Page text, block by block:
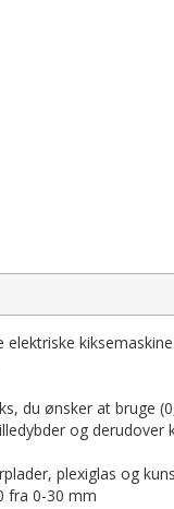
du ønsker at bruge
og
plexiglas og
fra 0-30 mm